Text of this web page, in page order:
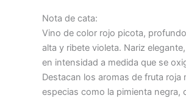
Nota de cata:
Vino de color rojo picota,
alta y ribete violeta. Nariz
en intensidad a medida que se
Destacan los aromas de fruta roja
especias como la pimienta negra,